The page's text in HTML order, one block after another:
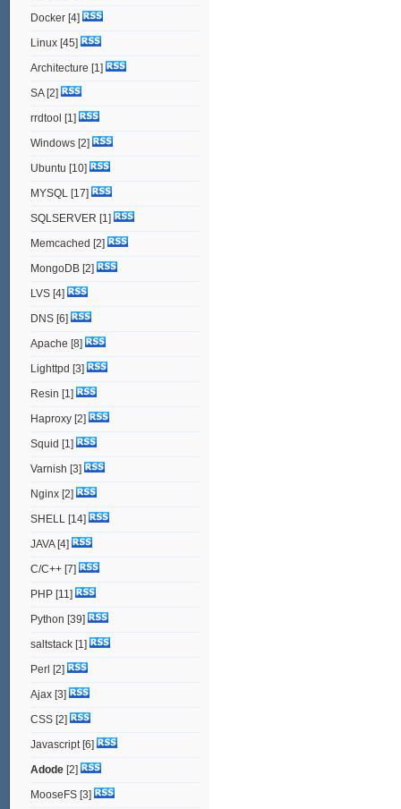
Docker[4]
Linux[45]
Architecture [1]
SA[2]
rrdtool [1]
Windows[2]
Ubuntu [10]
MYSQL [17]
SQLSERVER [1]
Memcached [2]
MongoDB[2]
LVS[4]
DNS[6]
Apache [8]
Lighttpd [3]
Resin [1]
Haproxy[2]
Squid [1]
Varnish [3]
Nginx[2]
SHELL [14]
JAVA[4]
C/C++[7]
PHP[11]
Python [39]
saltstack[1]
Perl [2]
Ajax[3]
CSS[2]
Javascript[6]
Adode[2]
MooseFS[3]